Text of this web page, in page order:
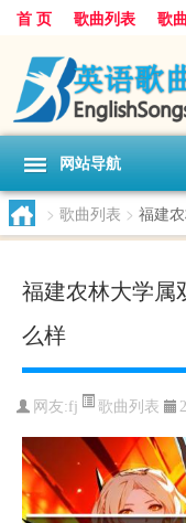
首 页 歌曲列表 歌
网站导航
> 歌曲列表 > 福建
福建农林大学属
么样
网友:fj 歌曲列表